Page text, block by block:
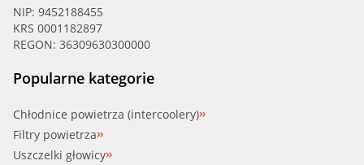
NIP: 9452188455
KRS 0001182897
REGON: 36309630300000
Popularne kategorie
Chłodnice powietrza (intercoolery)
Filtry powietrza
Uszczelki głowicy